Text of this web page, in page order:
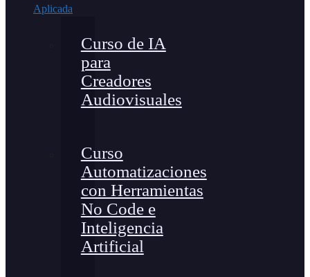
Aplicada
Curso de IA
para
Creadores
Audiovisuales
Curso
Automatizaciones
con Herramientas
No Code e
Inteligencia
Artificial